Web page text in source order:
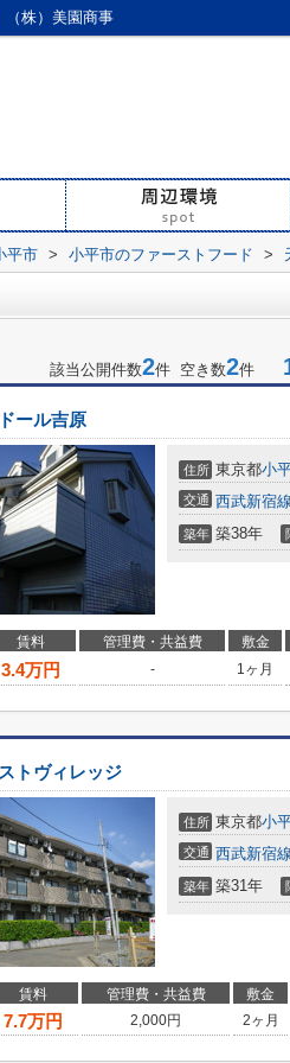
（株）美園商事
平市 > 小平市のファーストフード >
該当公開件数2件 空き数2件
ール吉原
住所 東京都小
交通 西武新宿線
築年 築38年
賃料 管理費・共益費 敷金
3.4万円 - 1ヶ月
トヴィレッジ
住所 東京都小
交通 西武新宿線
築年 築31年
賃料 管理費・共益費 敷金
7.7万円 2,000円 2ヶ月